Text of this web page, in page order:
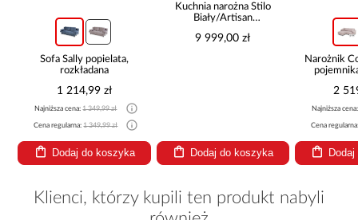
Sofa Sally popielata,
rozkładana
1 214,99 zł
Najniższa cena:1 349,99 zł
Cena regularna:1 349,99 zł
Dodaj do koszyka
Kuchnia narożna Stilo
Biały/Artisan
9 999,00 zł
Dodaj do koszyka
Narożnik
2
Najniższa
Cena
Klienci, którzy kupili ten produkt nabyli